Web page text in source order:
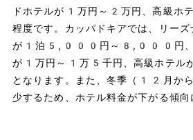
ドホテルが1万円～2万円、高級ホ
程度です。カッパドキアでは、リー
が1泊5,000円～8,000円、ス
が1万円～1万5千円、高級ホテル
となります。また、冬季（12月か
少するため、ホテル料金が下がる傾向